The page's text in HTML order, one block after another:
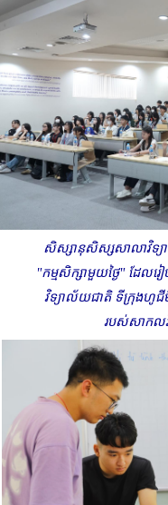
សិស្សានុសិស្សសាលាវិទ្
"កម្មសិក្សាមួយថ្ងៃ" ដែល
វិទ្យាល័យជាតិ ទីក្រុងហូជី
របស់សាកល